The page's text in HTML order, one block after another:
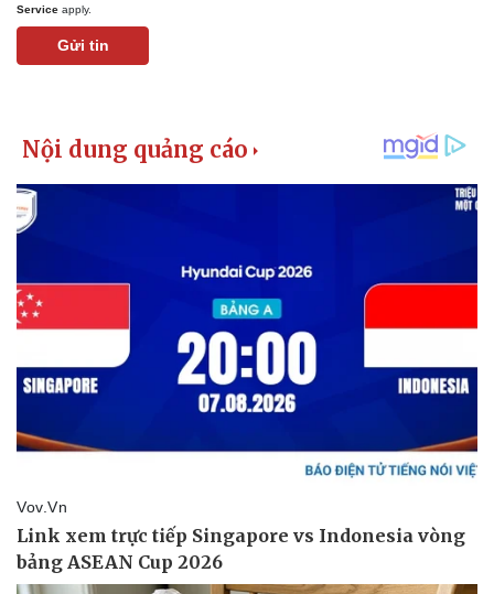
Bất động sản
Khởi nghiệp
Service apply.
Gửi tin